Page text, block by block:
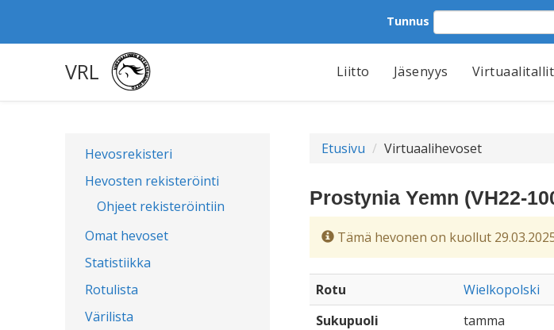
Tunnus
VRL Liitto Jäsenyys Virtuaalitallit
Hevosrekisteri
Hevosten rekisteröinti
Ohjeet rekisteröintiin
Omat hevoset
Statistiikka
Rotulista
Värilista
Etusivu Virtuaalihevoset
Prostynia Yemn (VH22-
Tämä hevonen on kuollut
Rotu
Wielkopolski
Sukupuoli
tamma